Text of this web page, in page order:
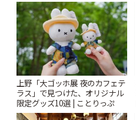
上野「大ゴッホ展 夜のカフェテ
ラス」で見つけた、オリジナル
限定グッズ10選 | ことりっぷ